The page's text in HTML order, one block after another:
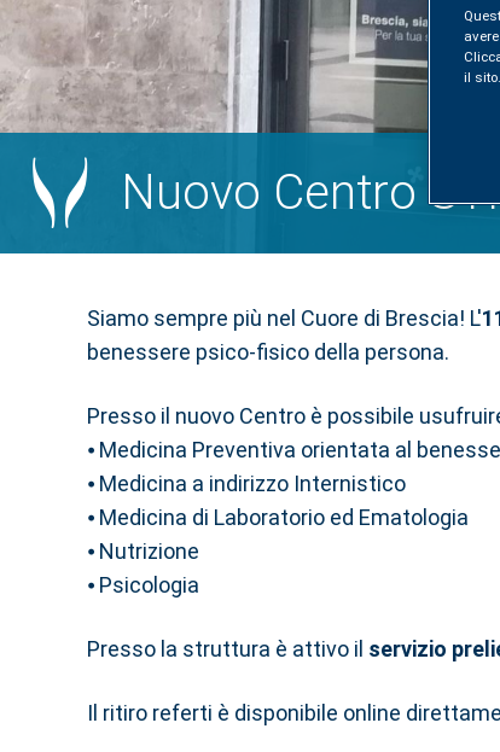
Nuovo Centro
Siamo sempre più nel Cuore di Brescia! L'
benessere psico-fisico della persona.
Presso il nuovo Centro è possibile
⦁ Medicina Preventiva orientata al
⦁ Medicina a indirizzo Internistico
⦁ Medicina di Laboratorio ed Ematologia
⦁ Nutrizione
⦁ Psicologia
Presso la struttura è attivo il servizio
Il ritiro referti è disponibile online
il sito.